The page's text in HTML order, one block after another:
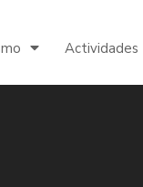
Actividades